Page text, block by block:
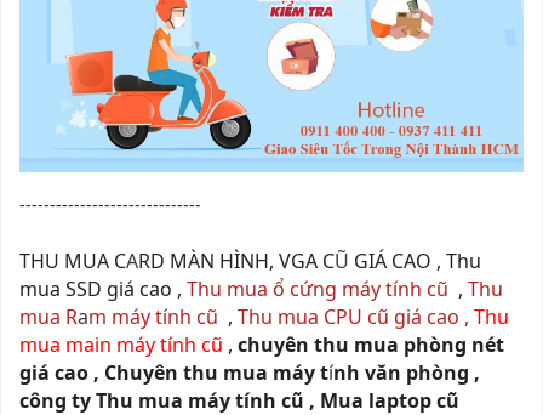
------------------------------
THU MUA CARD MÀN HÌNH, VGA CŨ GIÁ CAO , Thu
mua SSD giá cao , Thu mua ổ cứng máy tính cũ , Thu
mua Ram máy tính cũ , Thu mua CPU cũ giá cao , Thu
mua main máy tính cũ , chuyên thu mua phòng nét
giá cao , Chuyên thu mua máy tính văn phòng ,
công ty Thu mua máy tính cũ , Mua laptop cũ